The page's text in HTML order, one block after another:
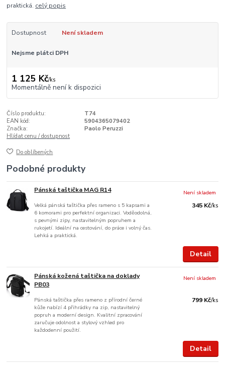
praktická. celý popis
Dostupnost Není skladem
Nejsme plátci DPH
1 125 Kč/ks
Momentálně není k dispozici
Číslo produktu:
T74
EAN kód:
5904365079402
Značka:
Paolo Peruzzi
Hlídat cenu / dostupnost
Do oblíbených
Podobné produkty
Pánská taštička MAG R14
Velká pánská taštička přes rameno s 5 kapsami a
6 komorami pro perfektní organizaci. Voděodolná,
s pevnými zipy, nastavitelným popruhem a
rukojetí. Ideální na cestování, do práce i volný čas.
Lehká a praktická.
345 Kč/ks
Není skladem
Detail
Pánská kožená taštička na doklady
PB03
Pánská taštička přes rameno z přírodní černé
kůže nabízí 4 přihrádky na zip, nastavitelný
popruh a moderní design. Kvalitní zpracování
zaručuje odolnost a stylový vzhled pro
každodenní použití.
799 Kč/ks
Není skladem
Detail